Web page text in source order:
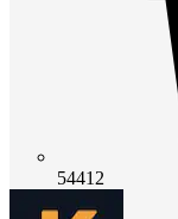
54412